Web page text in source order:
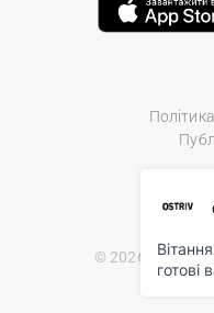
© 2026 Ostriv.ua